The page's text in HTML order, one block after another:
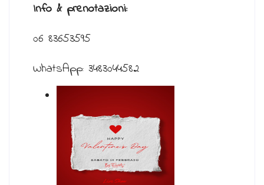
Info & prenotazioni:
06 83653595
WhatsApp: 3483044582